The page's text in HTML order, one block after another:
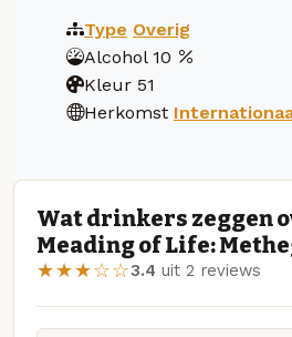
Type Overig
Alcohol 10
Kleur 51
Herkomst
Wat drinkers zeggen
Meading of Life:
★★★☆☆3.4 uit 2 reviews